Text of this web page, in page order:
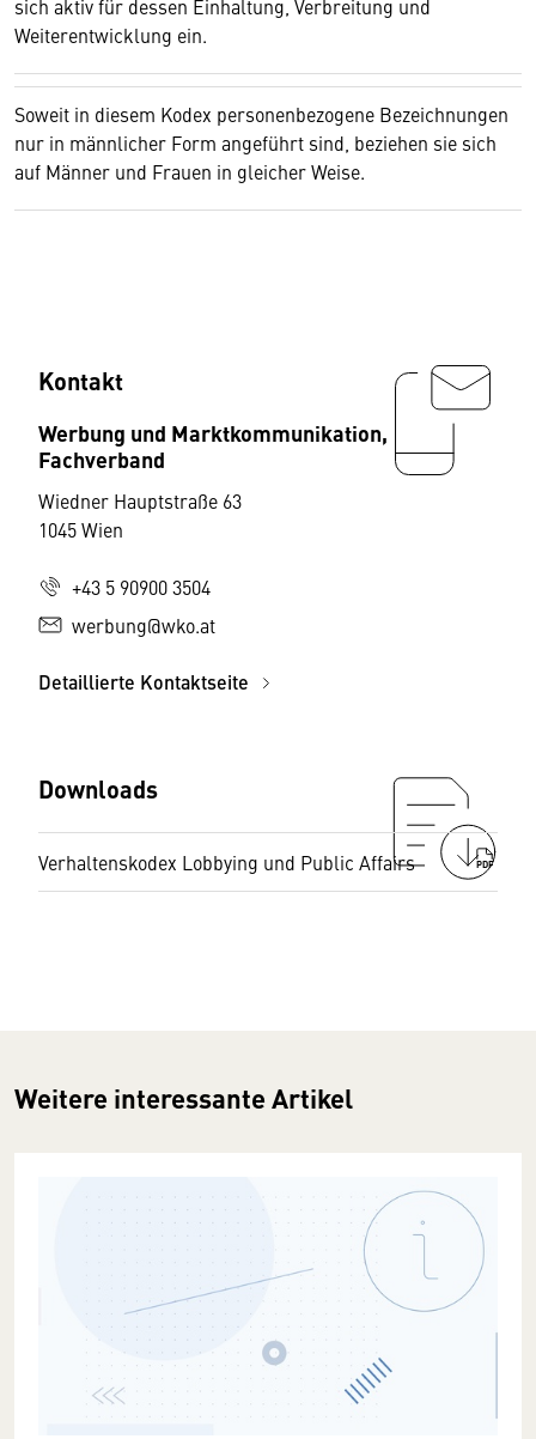
sich aktiv für dessen Einhaltung, Verbreitung und
Weiterentwicklung ein.
Soweit in diesem Kodex personenbezogene Bezeichnungen
nur in männlicher Form angeführt sind, beziehen sie sich
auf Männer und Frauen in gleicher Weise.
Kontakt
Werbung und Marktkommunikation,
Fachverband
Wiedner Hauptstraße 63
1045 Wien
+43 5 90900 3504
werbung@wko.at
Detaillierte Kontaktseite
Downloads
Verhaltenskodex Lobbying und Public Affairs PDF
Weitere interessante Artikel